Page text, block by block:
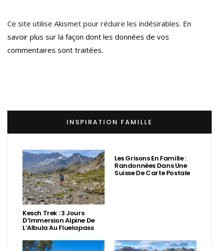
Ce site utilise Akismet pour réduire les indésirables. En
savoir plus sur la façon dont les données de vos
commentaires sont traitées.
INSPIRATION FAMILLE
Kesch Trek : 3 Jours
D’Immersion Alpine De
L’Albula Au Fluelapass
Les Grisons En Famille :
Randonnées Dans Une
Suisse De Carte Postale